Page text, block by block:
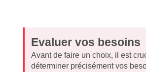
Evaluer vos besoins
Avant de faire un choix, il est
déterminer précisément vos